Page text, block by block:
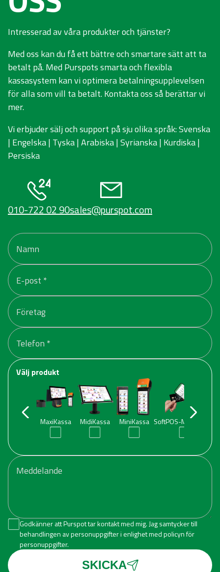
Intresserad av våra produkter och tjänster?
Med oss kan du få ett bättre och smartare sätt att ta
betalt på. Med Purspots smarta och flexibla
kassasystem kan vi optimera betalningsupplevelsen
för alla som vill ta betalt. Kontakta oss så berättar vi
mer.
Vi erbjuder sälj och support på sju olika språk: Svenska
| Engelska | Tyska | Arabiska | Syrianska | Kurdiska |
Persiska
010-722 02 90sales@purspot.com
Välj produkt
MaxiKassa MidiKassa MiniKassa SoftPOS-MobilKassa
Godkänner att Purspot tar kontakt med mig. Jag samtycker till
behandlingen av personuppgifter i enlighet med policyn för
personuppgifter.
SKICKA